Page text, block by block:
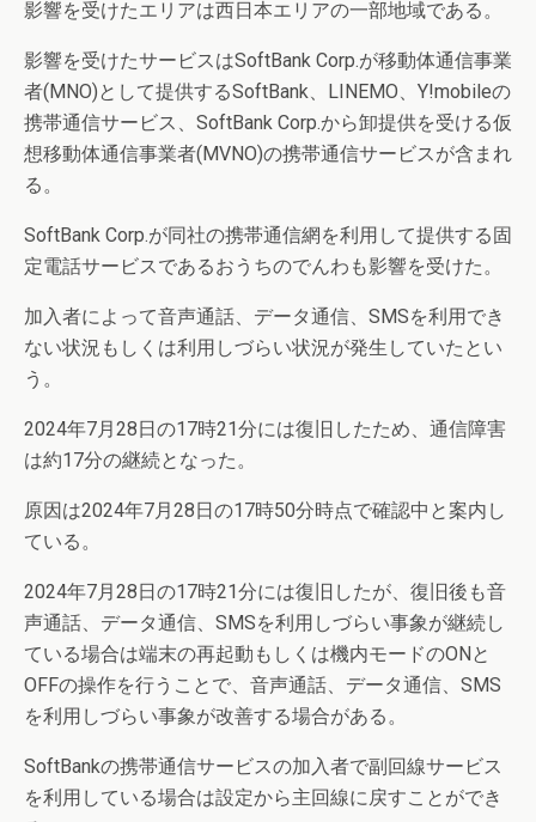
影響を受けたエリアは西日本エリアの一部地域である。
影響を受けたサービスはSoftBank Corp.が移動体通信事業
者(MNO)として提供するSoftBank、LINEMO、Y!mobileの
携帯通信サービス、SoftBank Corp.から卸提供を受ける仮
想移動体通信事業者(MVNO)の携帯通信サービスが含まれ
る。
SoftBank Corp.が同社の携帯通信網を利用して提供する固
定電話サービスであるおうちのでんわも影響を受けた。
加入者によって音声通話、データ通信、SMSを利用でき
ない状況もしくは利用しづらい状況が発生していたとい
う。
2024年7月28日の17時21分には復旧したため、通信障害
は約17分の継続となった。
原因は2024年7月28日の17時50分時点で確認中と案内し
ている。
2024年7月28日の17時21分には復旧したが、復旧後も音
声通話、データ通信、SMSを利用しづらい事象が継続し
ている場合は端末の再起動もしくは機内モードのONと
OFFの操作を行うことで、音声通話、データ通信、SMS
を利用しづらい事象が改善する場合がある。
SoftBankの携帯通信サービスの加入者で副回線サービス
を利用している場合は設定から主回線に戻すことができ